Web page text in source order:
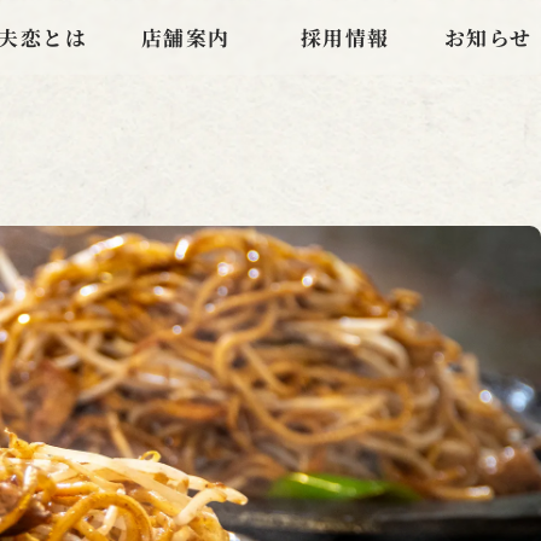
恋とは 店舗案内 採用情報 お知らせ